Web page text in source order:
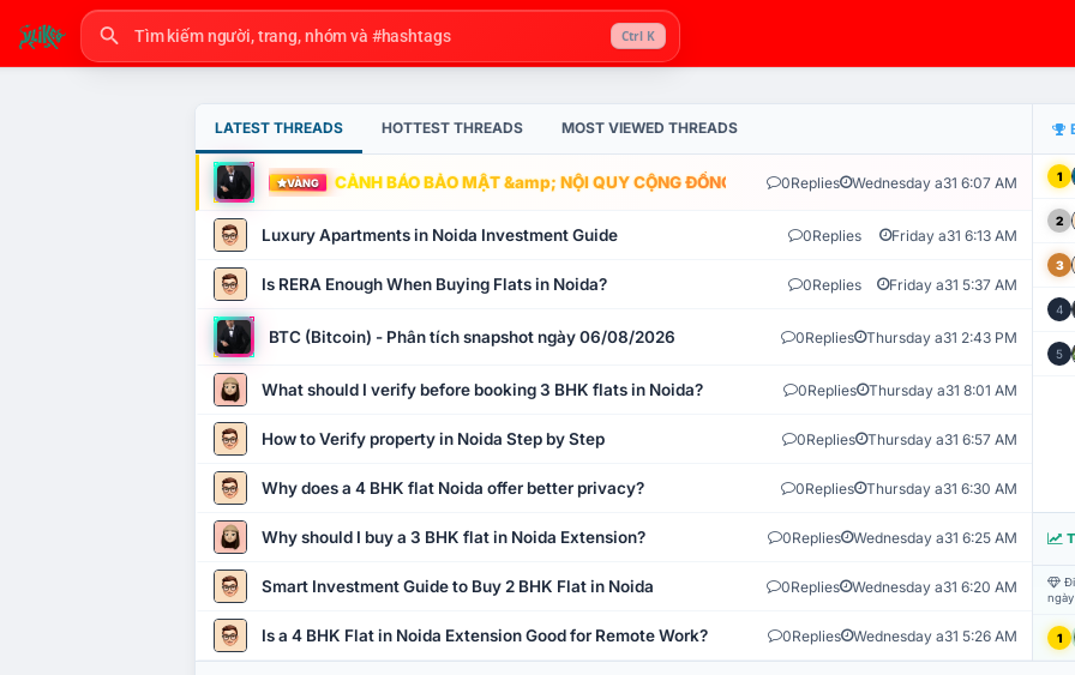
Ctrl K
LATEST THREADS HOTTEST THREADS MOST VIEWED THREADS
VÀNG CẢNH BÁO BẢO MẬT &amp; NỘI QUY CỘNG ĐỒNG VLIKE.VN: HỆ THỐNG GIÁM SÁT TỰ
0Replies Wednesday a31 6:07 AM
Luxury Apartments in Noida Investment Guide 0Replies Friday a31 6:13 AM
Is RERA Enough When Buying Flats in Noida? 0Replies Friday a31 5:37 AM
BTC (Bitcoin) - Phân tích snapshot ngày 06/08/2026 0Replies Thursday a31 2:43 PM
What should I verify before booking 3 BHK flats in Noida? 0Replies Thursday a31 8:01 AM
How to Verify property in Noida Step by Step 0Replies Thursday a31 6:57 AM
Why does a 4 BHK flat Noida offer better privacy? 0Replies Thursday a31 6:30 AM
Why should I buy a 3 BHK flat in Noida Extension? 0Replies Wednesday a31 6:25 AM
Smart Investment Guide to Buy 2 BHK Flat in Noida 0Replies Wednesday a31 6:20 AM
Is a 4 BHK Flat in Noida Extension Good for Remote Work? 0Replies Wednesday a31 5:26 AM
1
2
3
4
5
1